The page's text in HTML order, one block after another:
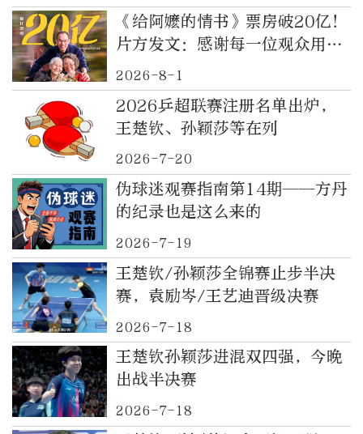
《给阿嬷的情书》票房破20亿！
片方发文：感谢每一位观众用爱
意托举
2026-8-1
2026乒超联赛注册名单出炉，
王楚钦、孙颖莎等在列
2026-7-20
伪球迷观赛指南第14期——方丹
的纪录也是这么来的
2026-7-19
王楚钦/孙颖莎全锦赛止步半决
赛，袁励岑/王艺迪晋级决赛
2026-7-18
王楚钦孙颖莎进混双四强，今晚
出战半决赛
2026-7-18